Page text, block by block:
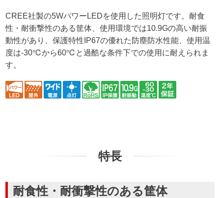
CREE社製の5WパワーLEDを使用した照明灯です。耐食
性・耐衝撃性のある筐体、使用環境では10.9Gの高い耐振
動性があり、保護特性IP67の優れた防塵防水性能、使用温
度は-30℃から60℃と過酷な条件下での使用に耐えられま
す。
特長
耐食性・耐衝撃性のある筐体